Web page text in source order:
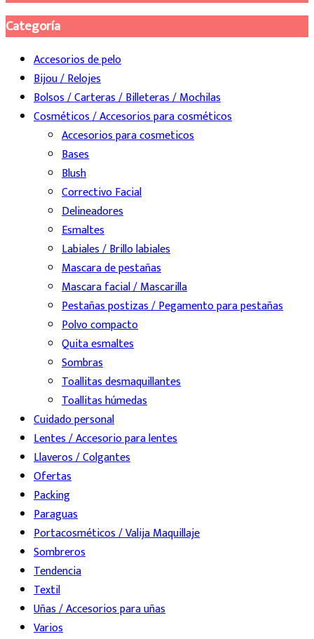
Categoría
Accesorios de pelo
Bijou / Relojes
Bolsos / Carteras / Billeteras / Mochilas
Cosméticos / Accesorios para cosméticos
Accesorios para cosmeticos
Bases
Blush
Correctivo Facial
Delineadores
Esmaltes
Labiales / Brillo labiales
Mascara de pestañas
Mascara facial / Mascarilla
Pestañas postizas / Pegamento para pestañas
Polvo compacto
Quita esmaltes
Sombras
Toallitas desmaquillantes
Toallitas húmedas
Cuidado personal
Lentes / Accesorio para lentes
Llaveros / Colgantes
Ofertas
Packing
Paraguas
Portacosméticos / Valija Maquillaje
Sombreros
Tendencia
Textil
Uñas / Accesorios para uñas
Varios